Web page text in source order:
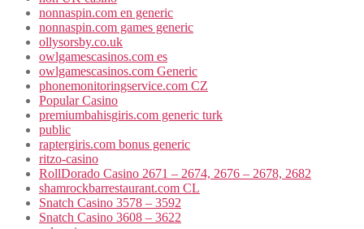
nonnaspin.com en generic
nonnaspin.com games generic
ollysorsby.co.uk
owlgamescasinos.com es
owlgamescasinos.com Generic
phonemonitoringservice.com CZ
Popular Casino
premiumbahisgiris.com generic turk
public
raptergiris.com bonus generic
ritzo-casino
RollDorado Casino 2671 – 2674, 2676 – 2678, 2682
shamrockbarrestaurant.com CL
Snatch Casino 3578 – 3592
Snatch Casino 3608 – 3622